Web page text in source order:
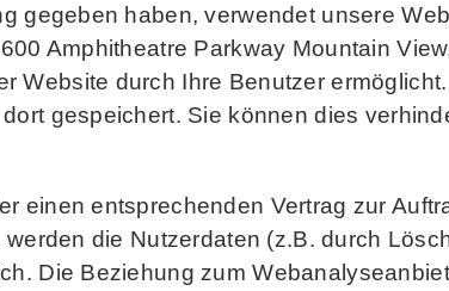
gegeben haben, verwendet unsere
Amphitheatre Parkway Mountain
Website durch Ihre Benutzer
gespeichert. Sie können dies
einen entsprechenden Vertrag zur
die Nutzerdaten (z.B. durch
Die Beziehung zum